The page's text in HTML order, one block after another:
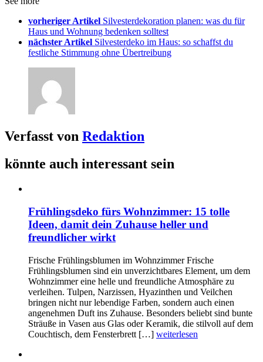
vorheriger Artikel Silvesterdekoration planen: was du für
Haus und Wohnung bedenken solltest
nächster Artikel Silvesterdeko im Haus: so schaffst du
festliche Stimmung ohne Übertreibung
Verfasst von Redaktion
könnte auch interessant sein
Frühlingsdeko fürs Wohnzimmer: 15 tolle
Ideen, damit dein Zuhause heller und
freundlicher wirkt
Frische Frühlingsblumen im Wohnzimmer Frische
Frühlingsblumen sind ein unverzichtbares Element, um dem
Wohnzimmer eine helle und freundliche Atmosphäre zu
verleihen. Tulpen, Narzissen, Hyazinthen und Veilchen
bringen nicht nur lebendige Farben, sondern auch einen
angenehmen Duft ins Zuhause. Besonders beliebt sind bunte
Sträuße in Vasen aus Glas oder Keramik, die stilvoll auf dem
Couchtisch, dem Fensterbrett […] weiterlesen